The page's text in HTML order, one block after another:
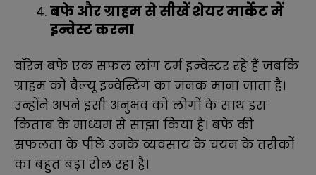
बफे और ग्राहम से सीखें शेयर मार्केट में
इन्वेस्ट करना
वॉरेन बफे एक सफल लांग टर्म इन्वेस्टर रहे हैं जबकि
ग्राहम को वैल्यू इन्वेस्टिंग का जनक माना जाता है।
उन्होंने अपने इसी अनुभव को लोगों के साथ इस
किताब के माध्यम से साझा किया है। बफे की
सफलता के पीछे उनके व्यवसाय के चयन के तरीकों
का बहुत बड़ा रोल रहा है।